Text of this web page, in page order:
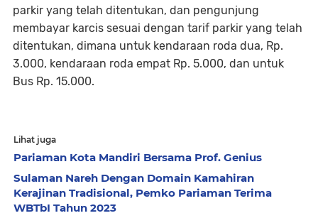
parkir yang telah ditentukan, dan pengunjung
membayar karcis sesuai dengan tarif parkir yang telah
ditentukan, dimana untuk kendaraan roda dua, Rp.
3.000, kendaraan roda empat Rp. 5.000, dan untuk
Bus Rp. 15.000.
Lihat juga
Pariaman Kota Mandiri Bersama Prof. Genius
Sulaman Nareh Dengan Domain Kamahiran
Kerajinan Tradisional, Pemko Pariaman Terima
WBTbI Tahun 2023